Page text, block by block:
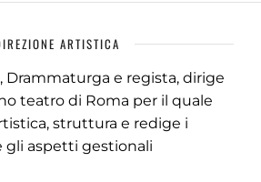
ARTISTICA
, Drammaturga e regista, dirige
teatro di Roma per il quale
struttura e redige i
gli aspetti gestionali